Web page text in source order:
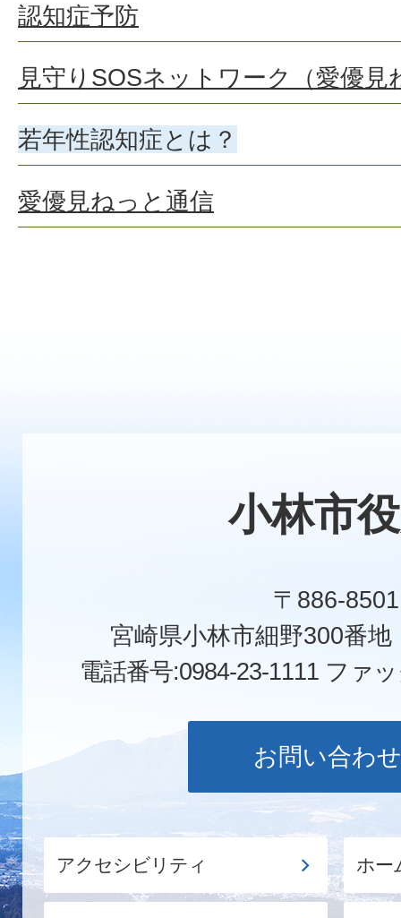
認知症予防
見守りSOSネットワーク（愛優見
若年性認知症とは？
愛優見ねっと通信
小林市
〒886-8501
宮崎県小林市細野300番
電話番号:0984-23-1111 ファ
お問い合わせ
アクセシビリティ ホー